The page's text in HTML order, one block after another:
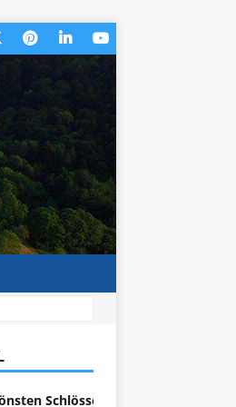
Schlösser